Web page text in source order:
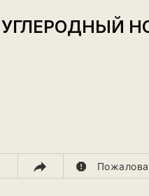
УГЛЕРОДНЫЙ
report